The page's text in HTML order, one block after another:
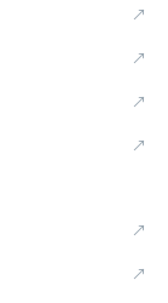
↗
↗
↗
↗
↗
↗